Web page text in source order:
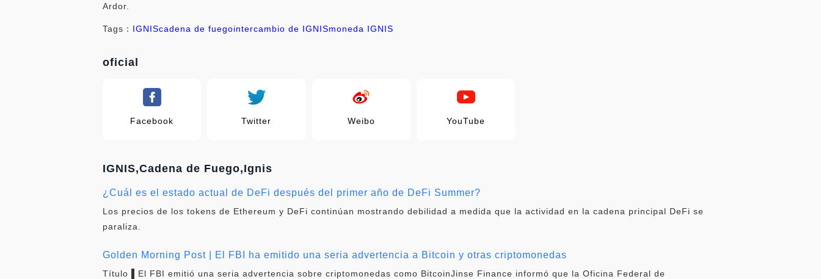
Ardor.
Tags： IGNIScadena de fuegointercambio de IGNISmoneda IGNIS
oficial
Facebook Twitter Weibo YouTube
IGNIS,Cadena de Fuego,Ignis
¿Cuál es el estado actual de DeFi después del primer año de DeFi Summer?
Los precios de los tokens de Ethereum y DeFi continúan mostrando debilidad a medida que la actividad en la cadena principal DeFi se
paraliza.
Golden Morning Post | El FBI ha emitido una seria advertencia a Bitcoin y otras criptomonedas
Título ▌El FBI emitió una seria advertencia sobre criptomonedas como BitcoinJinse Finance informó que la Oficina Federal de